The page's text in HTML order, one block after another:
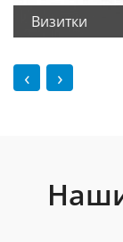
Визитки
‹ ›